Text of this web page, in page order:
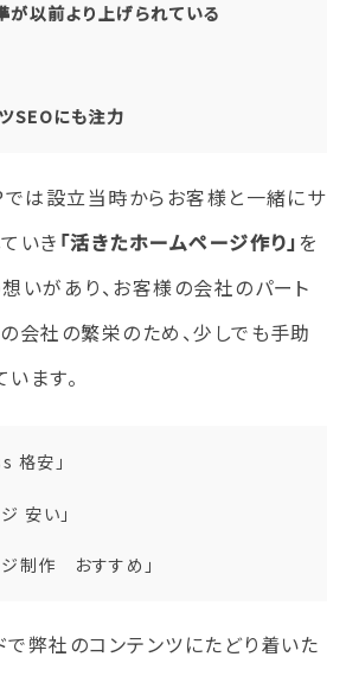
が以前より上げられている
SEOにも注力
では設立当時からお客様と一緒にサ
いき 「活きたホームページ作り」 を
いがあり、お客様の会社のパート
会社の繁栄のため、少しでも手助
ます。
格安」
安い」
制作 おすすめ」
で弊社のコンテンツにたどり着いた